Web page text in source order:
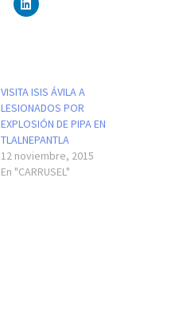
VISITA ISIS ÁVILA A
LESIONADOS POR
EXPLOSIÓN DE PIPA EN
TLALNEPANTLA
12 noviembre, 2015
En "CARRUSEL"